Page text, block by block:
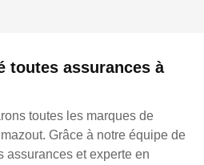
toutes assurances à
toutes les marques de
Grâce à notre équipe de
assurances et experte en